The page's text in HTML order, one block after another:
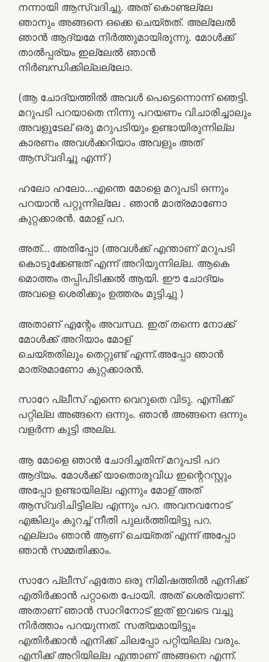
നന്നായി ആസ്വദിച്ചു. അത് കൊണ്ടല്ലേ
ഞാനും അങ്ങനെ ഒക്കെ ചെയ്തത്. അല്ലേൽ
ഞാൻ ആദ്യമേ നിർത്തുമായിരുന്നു. മോൾക്ക്
താൽപ്പര്യം ഇല്ലേൽ ഞാൻ
നിർബന്ധിക്കില്ലല്ലോ.
(ആ ചോദ്യത്തിൽ അവൾ പെട്ടെന്നൊന്ന് ഞെട്ടി.
മറുപടി പറയാതെ നിന്നു പറയണം വിചാരിച്ചാലും
അവളുടേല് ഒരു മറുപടിയും ഉണ്ടായിരുന്നില്ല
കാരണം അവൾക്കറിയാം അവളും അത്
ആസ്വദിച്ചു എന്ന് )
ഹലോ ഹലോ…എന്തെ മോളെ മറുപടി ഒന്നും
പറയാൻ പറ്റുന്നില്ലേ . ഞാൻ മാത്രമാണോ
കുറ്റക്കാരൻ. മോള് പറ.
അത്… അതിപ്പോ (അവൾക്ക് എന്താണ് മറുപടി
കൊടുക്കേണ്ടത് എന്ന് അറിയുന്നില്ല. ആകെ
മൊത്തം തപ്പിപിടിക്കൽ ആയി. ഈ ചോദ്യം
അവളെ ശെരിക്കും ഉത്തരം മുട്ടിച്ചു )
അതാണ് എന്റേം അവസ്ഥ. ഇത്‌ തന്നെ നോക്ക്
മോൾക്ക് അറിയാം മോള്
ചെയ്തതിലും തെറ്റുണ്ട് എന്ന്.അപ്പോ ഞാൻ
മാത്രമാണോ കുറ്റക്കാരൻ.
സാറേ പ്ലീസ് എന്നെ വെറുതെ വിടു. എനിക്ക്
പറ്റില്ല അങ്ങനെ ഒന്നും. ഞാൻ അങ്ങനെ ഒന്നും
വളർന്ന കുട്ടി അല്ല.
ആ മോളെ ഞാൻ ചോദിച്ചതിന് മറുപടി പറ
ആദ്യം. മോൾക്ക് യാതൊരുവിധ ഇന്റെറസ്റ്റും
അപ്പോ ഉണ്ടായില്ല എന്നും മോള് അത്
ആസ്വദിചിട്ടില്ല എന്നും പറ. അവനവനോട്
എങ്കിലും കുറച്ച് നീതി പുലർത്തിയിട്ടു പറ.
എല്ലാം ഞാൻ ആണ് ചെയ്തത് എന്ന് അപ്പോ
ഞാൻ സമ്മതിക്കാം.
സാറേ പ്ലീസ് ഏതോ ഒരു നിമിഷത്തിൽ എനിക്ക്
എതിർക്കാൻ പറ്റാതെ പോയി. അത് ശെരിയാണ്.
അതാണ് ഞാൻ സാറിനോട് ഇത്‌ ഇവടെ വച്ചു
നിർത്താം പറയുന്നത്. സത്യമായിട്ടും
എതിർക്കാൻ എനിക്ക് ചിലപ്പോ പറ്റിയില്ല വരും.
എനിക്ക് അറിയില്ല എന്താണ് അങ്ങനെ എന്ന്.